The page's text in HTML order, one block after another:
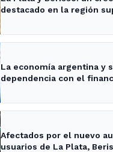
destacado en la región
La economía argentina y
dependencia con el
Afectados por el nuevo
usuarios de La Plata,